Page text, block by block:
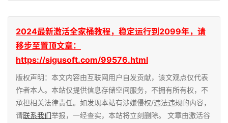
2024最新激活全家桶教程，稳定运行到2099年，请
移步至置顶文章：
https://sigusoft.com/99576.html
版权声明：本文内容由互联网用户自发贡献，该文观点仅代表
作者本人。本站仅提供信息存储空间服务，不拥有所有权，不
承担相关法律责任。如发现本站有涉嫌侵权/违法违规的内容，
请联系我们举报，一经查实，本站将立刻删除。 文章由激活谷